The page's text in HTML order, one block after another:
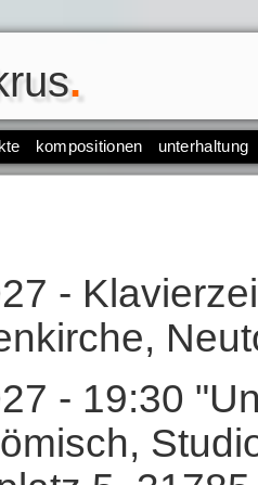
.
kompositionen unterhaltung
-
- 19:30